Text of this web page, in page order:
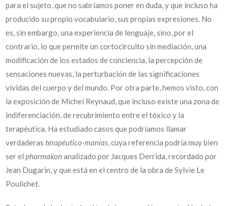
para el sujeto, que no sabríamos poner en duda, y que incluso ha
producido su propio vocabulario, sus propias expresiones. No
es, sin embargo, una experiencia de lenguaje, sino, por el
contrario, lo que permite un cortocircuito sin mediación, una
modificación de los estados de conciencia, la percepción de
sensaciones nuevas, la perturbación de las significaciones
vividas del cuerpo y del mundo. Por otra parte, hemos visto, con
la exposición de Michel Reynaud, que incluso existe una zona de
indiferenciación, de recubrimiento entre el tóxico y la
terapéutica. Ha estudiado casos que podríamos llamar
verdaderasterapéutico-manías, cuya referencia podría muy bien
ser elpharmakon analizado por Jacques Derrida, recordado por
Jean Dugarin, y que está en el centro de la obra de Sylvie Le
Poulichet.